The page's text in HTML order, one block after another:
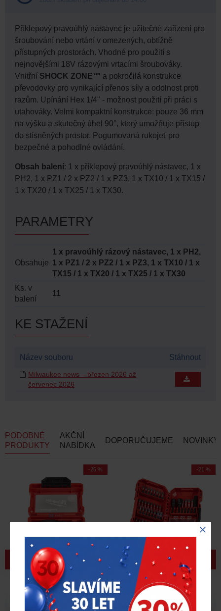
Příklepový pravoúhlý nástavec je užitečné zařízení pro
šroubování nebo vrtání v omezených, obtížně
přístupných prostorách. Vhodné pro použití s
nejnovějšími 18V rázovými vrtacími šroubováky.
Vnitřní SHOCK ZONE™ a pokročilá konstrukce
převodovky pro vynikající přenos síly a odolnost proti
razům. Upínání Hex 1/4" - možnost použití při práci s
utahováky. Velmi kompaktní konstrukce: pouze 36 mm
na výšku a skutečný úhel 90°, který umožňuje přístup
do stísněných prostor. Pogumovaná rukojeť pro
bezpečné a pohodlné ovládání.
Obsah balení: 1 x příklepový pravoúhlý nástavec, 1 x
PH2, 1 x PZ1 / 2 x PZ2 / 1 x PZ3, 1 x TX10 / 1 x TX15 /
1 x TX20 / 1 x TX25 / 1 x TX30.
PARAMETRY
Obsahuje
1 x pravoúhlý rázový nástavec, 1 x PH2,
1 x PZ1 / 2 x PZ2 / 1 x PZ3, 1 x TX10 / 1 x
TX15 / 1 x TX20 / 1 x TX25 / 1 x TX30
Ks. v
balení
11
KE STAŽENÍ
Název souboru Stáhnout
Milwaukee news – březen 2026 až
červenec 2026
PODOBNÉ
PRODUKTY
AKČNÍ
NABÍDKA
DOPORUČUJEME NOVINKY
-25 %
Sada bitů MILWAUKEE
SHOCKWAVE – 32 ks
-21 %
Sada bitů a nástrčných
klíčů MILWAUKEE
SHOCKWAVE – 75 ks